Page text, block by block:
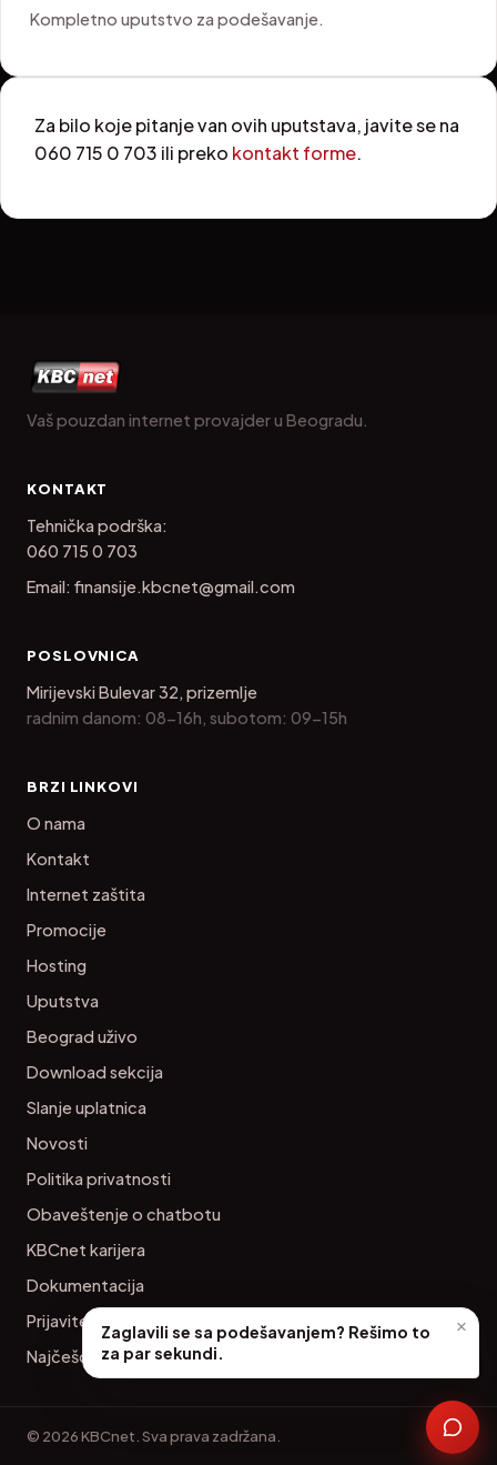
Kompletno uputstvo za podešavanje.
Za bilo koje pitanje van ovih uputstava, javite se na
060 715 0 703 ili preko kontakt forme.
Vaš pouzdan internet provajder u Beogradu.
KONTAKT
Tehnička podrška:
060 715 0 703
Email: finansije.kbcnet@gmail.com
POSLOVNICA
Mirijevski Bulevar 32, prizemlje
radnim danom: 08-16h, subotom: 09-15h
BRZI LINKOVI
O nama
Kontakt
Internet zaštita
Promocije
Hosting
Uputstva
Beograd uživo
Download sekcija
Slanje uplatnica
Novosti
Politika privatnosti
Obaveštenje o chatbotu
KBCnet karijera
Dokumentacija
Prijavite se
Najčešća pitanja
© 2026 KBCnet. Sva prava zadržana.
×
Zaglavili se sa podešavanjem? Rešimo to
za par sekundi.